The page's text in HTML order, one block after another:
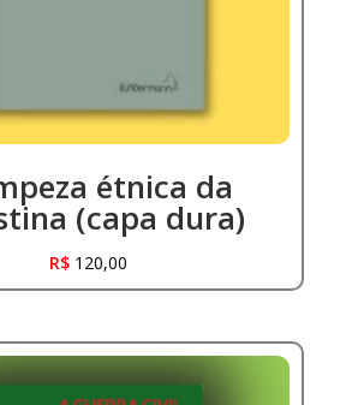
étnica da
(capa dura)
R$ 120,00